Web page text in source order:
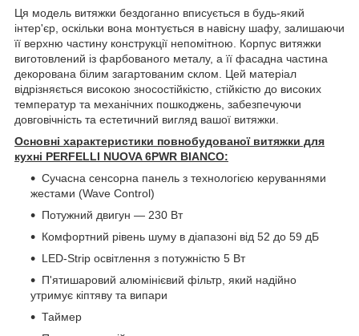
Ця модель витяжки бездоганно вписується в будь-який
інтер'єр, оскільки вона монтується в навісну шафу, залишаючи
її верхню частину конструкції непомітною. Корпус витяжки
виготовлений із фарбованого металу, а її фасадна частина
декорована білим загартованим склом. Цей матеріал
відрізняється високою зносостійкістю, стійкістю до високих
температур та механічних пошкоджень, забезпечуючи
довговічність та естетичний вигляд вашої витяжки.
Основні характеристики повнобудованої витяжки для
кухні PERFELLI NUOVA 6PWR BIANCO:
Сучасна сенсорна панель з технологією керуваннями
жестами (Wave Control)
Потужний двигун — 230 Вт
Комфортний рівень шуму в діапазоні від 52 до 59 дБ
LED-Strip освітлення з потужністю 5 Вт
П'ятишаровий алюмінієвий фільтр, який надійно
утримує кіптяву та випари
Таймер